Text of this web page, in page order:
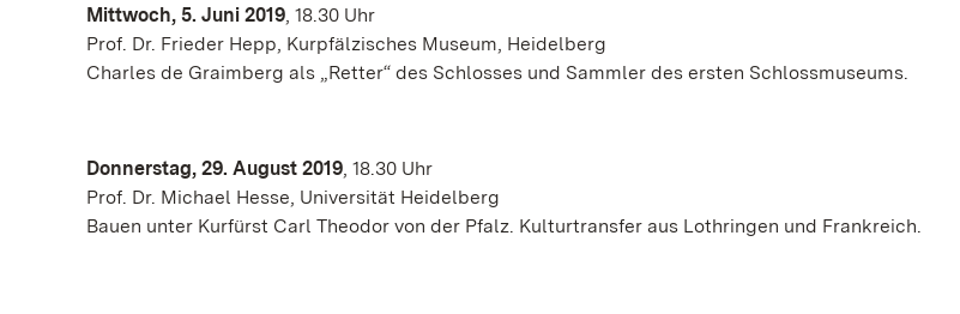
Mittwoch, 5. Juni 2019, 18.30 Uhr
Prof. Dr. Frieder Hepp, Kurpfälzisches Museum, Heidelberg
Charles de Graimberg als „Retter“ des Schlosses und Sammler des ersten Schlossmuseums.
Donnerstag, 29. August 2019, 18.30 Uhr
Prof. Dr. Michael Hesse, Universität Heidelberg
Bauen unter Kurfürst Carl Theodor von der Pfalz. Kulturtransfer aus Lothringen und Frankreich.